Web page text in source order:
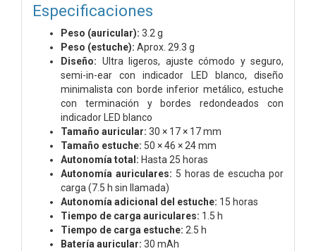
Especificaciones
Peso (auricular): 3.2 g
Peso (estuche): Aprox. 29.3 g
Diseño: Ultra ligeros, ajuste cómodo y seguro,
semi-in-ear con indicador LED blanco, diseño
minimalista con borde inferior metálico, estuche
con terminación y bordes redondeados con
indicador LED blanco
Tamaño auricular: 30 × 17 × 17 mm
Tamaño estuche: 50 × 46 × 24 mm
Autonomía total: Hasta 25 horas
Autonomía auriculares: 5 horas de escucha por
carga (7.5 h sin llamada)
Autonomía adicional del estuche: 15 horas
Tiempo de carga auriculares: 1.5 h
Tiempo de carga estuche: 2.5 h
Batería auricular: 30 mAh